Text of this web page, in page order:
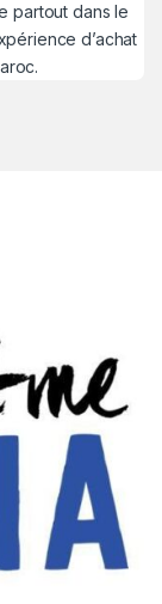
partout dans le
d’achat